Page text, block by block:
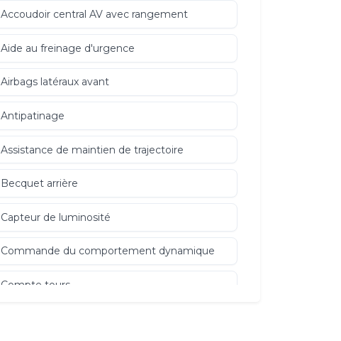
Accoudoir central AV avec rangement
Aide au freinage d'urgence
Airbags latéraux avant
Antipatinage
Assistance de maintien de trajectoire
Becquet arrière
Capteur de luminosité
Commande du comportement dynamique
Compte tours